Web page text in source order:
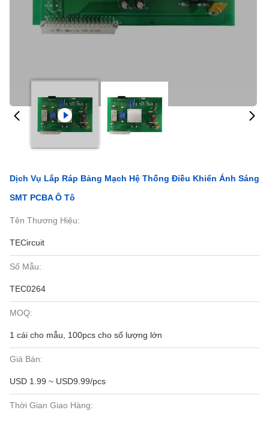
Dịch Vụ Lắp Ráp Bảng Mạch Hệ Thống Điều Khiển Ánh Sáng
SMT PCBA Ô Tô
Tên Thương Hiệu:
TECircuit
Số Mẫu:
TEC0264
MOQ:
1 cái cho mẫu, 100pcs cho số lượng lớn
Giá Bán:
USD 1.99 ~ USD9.99/pcs
Thời Gian Giao Hàng: